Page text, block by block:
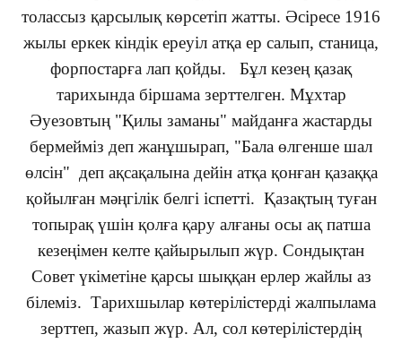
толассыз қарсылық көрсетіп жатты. Әсіресе 1916
жылы еркек кіндік ереуіл атқа ер салып, станица,
форпостарға лап қойды. Бұл кезең қазақ
тарихында біршама зерттелген. Мұхтар
Әуезовтың "Қилы заманы" майданға жастарды
бермейміз деп жанұшырап, "Бала өлгенше шал
өлсін" деп ақсақалына дейін атқа қонған қазаққа
қойылған мәңгілік белгі іспетті. Қазақтың туған
топырақ үшін қолға қару алғаны осы ақ патша
кезеңімен келте қайырылып жүр. Сондықтан
Совет үкіметіне қарсы шыққан ерлер жайлы аз
білеміз. Тарихшылар көтерілістерді жалпылама
зерттеп, жазып жүр. Ал, сол көтерілістердің